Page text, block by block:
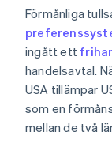
Förmånliga
ingått ett
handelsavtal.
USA tillämpar
som en
mellan de två